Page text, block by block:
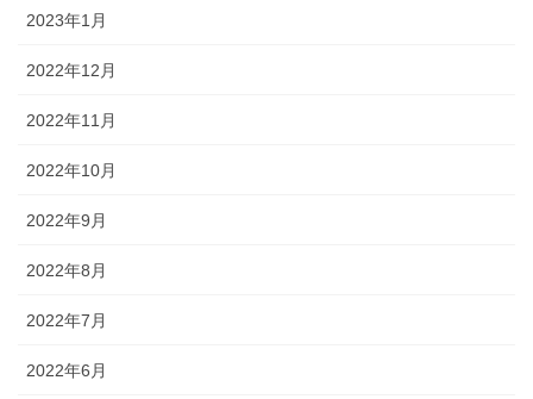
2023年1月
2022年12月
2022年11月
2022年10月
2022年9月
2022年8月
2022年7月
2022年6月